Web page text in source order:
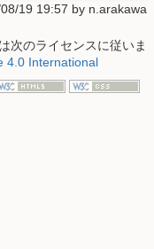
19 19:57 by n.arakawa
次のライセンスに従いま
4.0 International